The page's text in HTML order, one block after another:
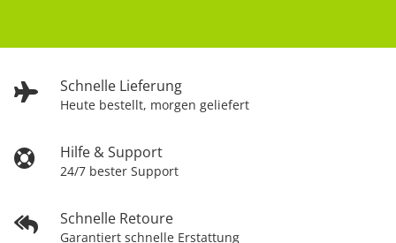
Schnelle Lieferung
Heute bestellt, morgen geliefert
Hilfe & Support
24/7 bester Support
Schnelle Retoure
Garantiert schnelle Erstattung